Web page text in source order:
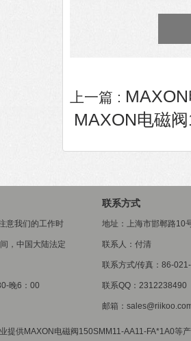
上一篇 :
MAXON电磁
意我们的工作时
，中国大陆法定
晚6：00
联系方式
地址：上海市邯郸路10
联系人：付清
联系方式/传真：86-
联系QQ：2312238490
邮箱：
提供MAXON电磁阀150SMM11-AA11-FA*1A0等